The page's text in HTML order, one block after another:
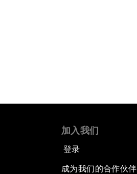
加入我们
登录
成为我们的合作伙伴